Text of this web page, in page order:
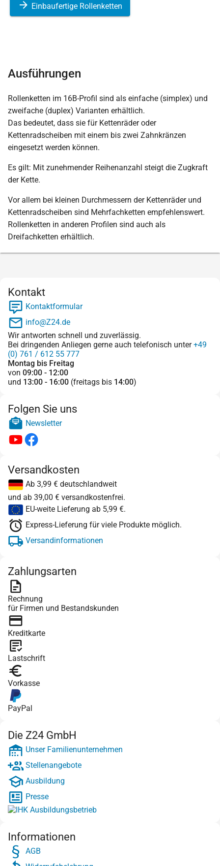
Einbaufertige Rollenketten
Ausführungen
Rollenketten im 16B-Profil sind als einfache (simplex) und
zweifache (duplex) Varianten erhältlich.
Das bedeutet, dass sie für Kettenräder oder
Kettenradscheiben mit einem bis zwei Zahnkränzen
eingesetzt werden können.
Es gilt: Mit zunehmender Reihenanzahl steigt die Zugkraft
der Kette.
Vor allem bei kleinen Durchmessern der Kettenräder und
Kettenradscheiben sind Mehrfachketten empfehlenswert.
Rollenketten in anderen Profilen sind auch als
Dreifachketten erhältlich.
Kontakt
Kontaktformular
info@Z24.de
Wir antworten schnell und zuverlässig.
Bei dringenden Anliegen gerne auch telefonisch unter+49
(0) 761 / 612 55 777
Montag bis Freitag
von 09:00 - 12:00
und 13:00 - 16:00 (freitags bis 14:00)
Folgen Sie uns
Newsletter
Versandkosten
Ab 3,99 € deutschlandweit
und ab 39,00 € versandkostenfrei.
EU-weite Lieferung ab 5,99 €.
Express-Lieferung für viele Produkte möglich.
Versandinformationen
Zahlungsarten
Rechnung
für Firmen und Bestandskunden
Kreditkarte
Lastschrift
Vorkasse
PayPal
Die Z24 GmbH
Unser Familienunternehmen
Stellenangebote
Ausbildung
Presse
Informationen
AGB